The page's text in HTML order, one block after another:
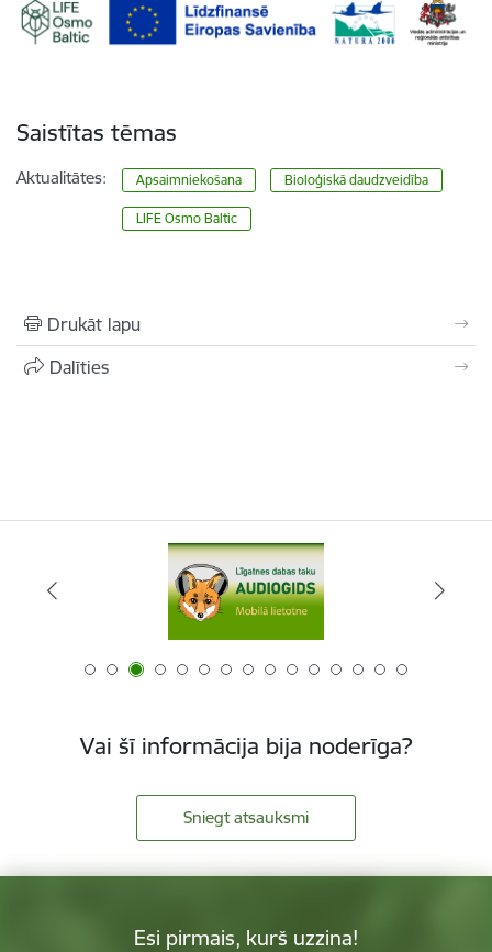
Saistītas tēmas
Aktualitātes: Apsaimniekošana Bioloģiskā daudzveidība
LIFE Osmo Baltic
Drukāt lapu
Dalīties
Vai šī informācija bija noderīga?
Sniegt atsauksmi
Esi pirmais, kurš uzzina!